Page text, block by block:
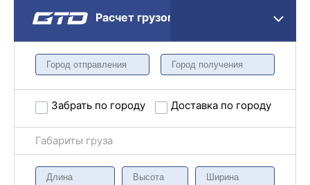
Расчет грузоперевозки
Забрать по городу Доставка по городу
Габариты груза